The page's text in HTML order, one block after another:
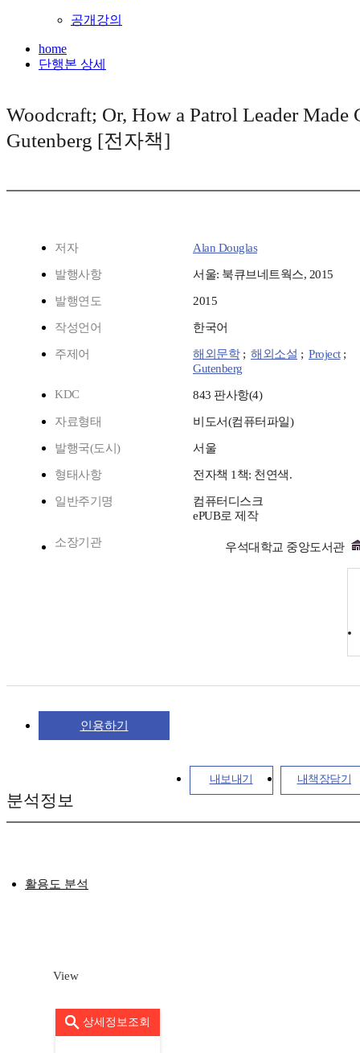
공개강의
home
단행본 상세
Woodcraft; Or, How a Patrol Leader Made
Gutenberg [전자책]
저자 Alan Douglas
발행사항 서울: 북큐브네트웍스, 2015
발행연도 2015
작성언어 한국어
주제어 해외문학; 해외소설 ; Project;
Gutenberg
KDC
843 판사항(4)
자료형태 비도서(컴퓨터파일)
발행국(도시) 서울
형태사항 전자책 1책: 천연색.
일반주기명
컴퓨터디스크
ePUB로 제작
소장기관 우석대학교 중앙도서관
인용하기
내보내기 내책장담기
분석정보
활용도 분석
View
상세정보조회